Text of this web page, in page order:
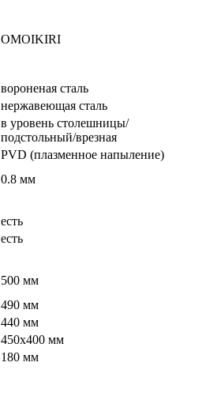
OMOIKIRI
вороненая сталь
нержавеющая сталь
в уровень столешницы/
подстольный/врезная
PVD (плазменное напыление)
0.8 мм
есть
есть
500 мм
490 мм
440 мм
450x400 мм
180 мм